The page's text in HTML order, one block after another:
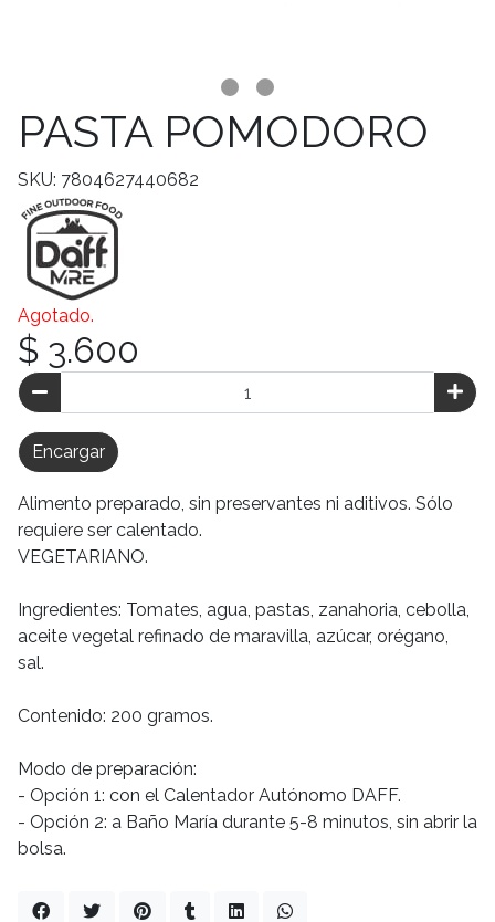
PASTA POMODORO
SKU: 7804627440682
Agotado.
$ 3.600
Encargar
Alimento preparado, sin preservantes ni aditivos. Sólo
requiere ser calentado.
VEGETARIANO.
Ingredientes: Tomates, agua, pastas, zanahoria, cebolla,
aceite vegetal refinado de maravilla, azúcar, orégano,
sal.
Contenido: 200 gramos.
Modo de preparación:
- Opción 1: con el Calentador Autónomo DAFF.
- Opción 2: a Baño María durante 5-8 minutos, sin abrir la
bolsa.